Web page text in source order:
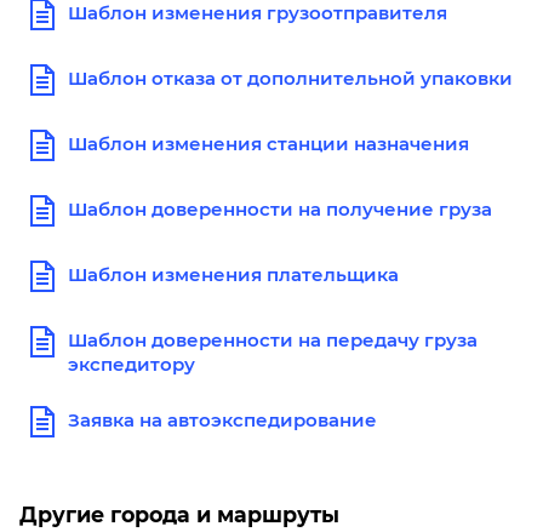
Шаблон изменения грузоотправителя
Шаблон отказа от дополнительной упаковки
Шаблон изменения станции назначения
Шаблон доверенности на получение груза
Шаблон изменения плательщика
Шаблон доверенности на передачу груза
экспедитору
Заявка на автоэкспедирование
Другие города и маршруты